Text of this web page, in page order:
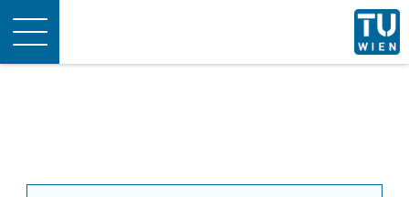
Toggle
navigation